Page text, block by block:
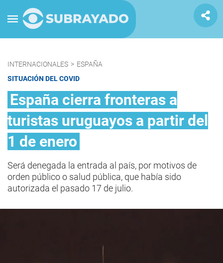
INTERNACIONALES > ESPAÑA
SITUACIÓN DEL COVID
España cierra fronteras a
turistas uruguayos a partir del
1 de enero
Será denegada la entrada al país, por motivos de
orden público o salud pública, que había sido
autorizada el pasado 17 de julio.